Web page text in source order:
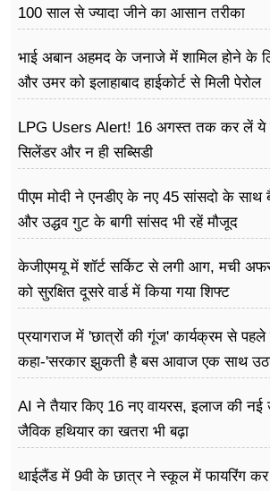
100 साल से ज्यादा जीने का आसान तरीका
भाई अबान अहमद के जनाजे में शामिल होने के
और उमर को इलाहाबाद हाईकोर्ट से मिली पेरोल
LPG Users Alert! 16 अगस्त तक कर लें ये
सिलेंडर और न ही सब्सिडी
पीएम मोदी ने एनडीए के नए 45 सांसदो के साथ
और उद्धव गुट के बागी सांसद भी रहें मौजूद
केजीएमयू में शॉर्ट सर्किट से लगी आग, मची
को सुरक्षित दूसरे वार्ड में किया गया शिफ्ट
प्रयागराज में 'छात्रों की गूंज' कार्यक्रम से पहले
कहा-'सरकार झुकती है बस आवाज एक साथ
AI ने तैयार किए 16 नए वायरस, इलाज की नई
जैविक हथियार का खतरा भी बढ़ा
थाईलैंड में 9वी के छात्र ने स्कूल में फायरिंग